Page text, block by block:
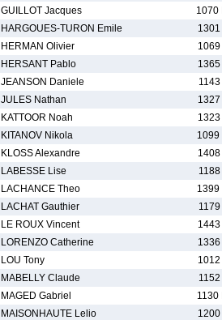
GUILLOT Jacques
1070
HARGOUES-TURON Emile
1301
HERMAN Olivier
1069
HERSANT Pablo
1365
JEANSON Daniele
1143
JULES Nathan
1327
KATTOOR Noah
1323
KITANOV Nikola
1099
KLOSS Alexandre
1408
LABESSE Lise
1188
LACHANCE Theo
1399
LACHAT Gauthier
1179
LE ROUX Vincent
1443
LORENZO Catherine
1336
LOU Tony
1012
MABELLY Claude
1152
MAGED Gabriel
1130
MAISONHAUTE Lelio
1200